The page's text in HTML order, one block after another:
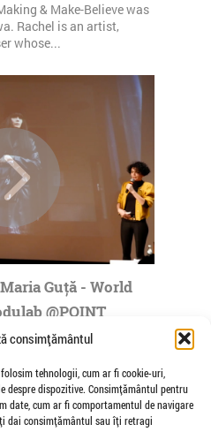
consimțământul
tehnologii, cum ar fi cookie-uri,
despre dispozitive. Consimțământul pentru
date, cum ar fi comportamentul de navigare
dai consimțământul sau îți retragi
& Make-Believe was
Rachel is an artist,
whose...
Guță - World
@POINT
in fields such as
art direction...